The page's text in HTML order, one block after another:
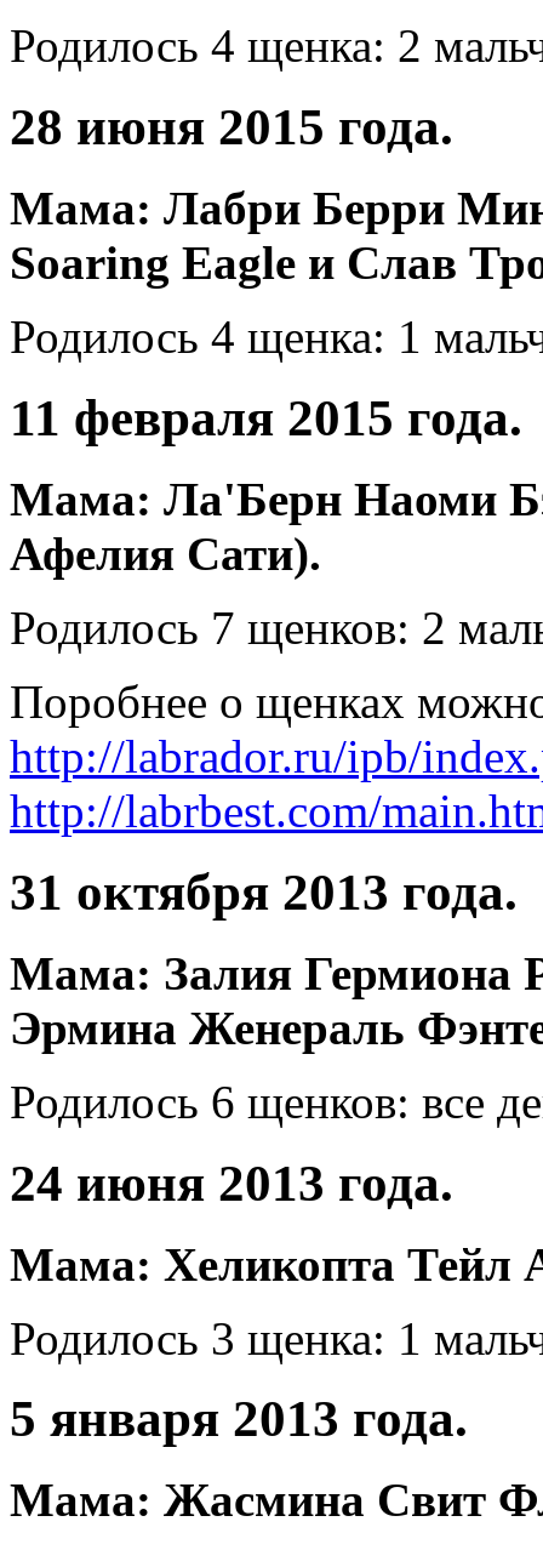
Родилось 4 щенка: 2
28 июня 2015 года.
Мама: Лабри Берри
Soaring Eagle и Слав
Родилось 4 щенка: 1
11 февраля 2015 года.
Мама: Ла'Берн Наоми
Афелия Сати).
Родилось 7 щенков: 2
Поробнее о щенках
http://labrador.ru/ipb/
http://labrbest.com/
31 октября 2013 года.
Мама: Залия Гермиона
Эрмина Женераль
Родилось 6 щенков: все
24 июня 2013 года.
Мама: Хеликопта Тейл
Родилось 3 щенка: 1
5 января 2013 года.
Мама: Жасмина Свит